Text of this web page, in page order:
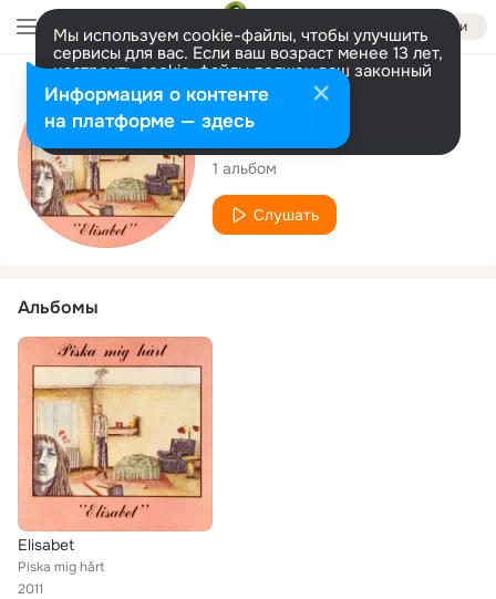
Войти
Мы используем cookie-файлы, чтобы улучшить
сервисы для вас. Если ваш возраст менее 13 лет,
настроить cookie-файлы должен ваш законный
представитель. Больше информации
Разрешить все Настроить
Исполнитель
Piska mig hårt
1 альбом
Слушать
Альбомы
Elisabet
Piska mig hårt
2011
Информация о контенте
на платформе — здесь